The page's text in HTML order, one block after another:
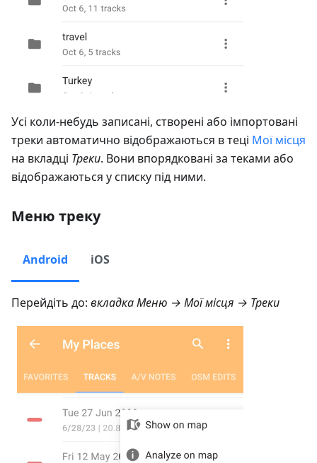
Усі коли-небудь записані, створені або імпортовані
треки автоматично відображаються в теці Мої місця
на вкладці Треки. Вони впорядковані за теками або
відображаються у списку під ними.
Меню треку
Android iOS
Перейдіть до: вкладкаМеню → Мої місця → Треки